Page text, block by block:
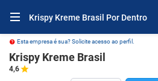
Krispy Kreme Brasil Por Dentro
Esta empresa é sua? Solicite acesso ao perfil.
Krispy Kreme Brasil
4,6